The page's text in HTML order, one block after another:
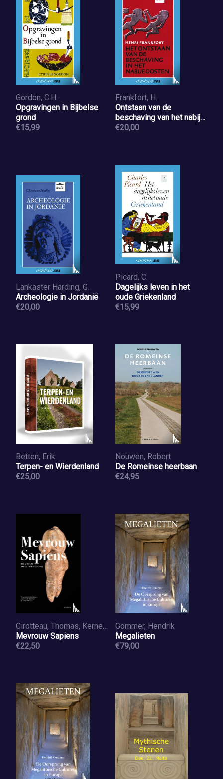
Gordon, C.H.
Opgravingen in Bijbelse
grond
€15,99
Frankfort, H.
Ontstaan van de
beschaving van het nabije
oosten
€20,00
Lankaster Harding, G.
Archeologie in Jordanië
€20,00
Picard, C.
Dagelijks leven in het
oude Griekenland
€15,99
Betten, Erik
Terpen- en Wierdenland
€25,00
Nouwen, Robert
De Romeinse heerbaan
€24,95
Cirotteau, Thomas, Kerner, Jennifer, Pincas, Eric
Mevrouw Sapiens
€22,50
Gommer, Hendrik
Megalieten
€79,00